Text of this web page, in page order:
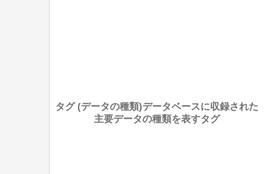
タグ (データの種類)データベースに収録された
主要データの種類を表すタグ